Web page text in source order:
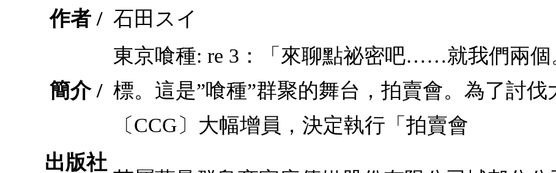
作者 / 石田スイ
簡介 /
東京喰種: re 3：「來聊點祕密吧……就我們兩個
標。這是”喰種”群聚的舞台，拍賣會。為了討伐
〔CCG〕大幅增員，決定執行「拍賣會
出版社